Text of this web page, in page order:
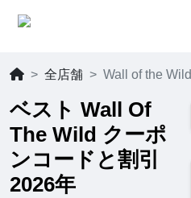
全店舗 Wall of the Wild
ベスト Wall Of
The Wild クーポ
ンコードと割引
2026年